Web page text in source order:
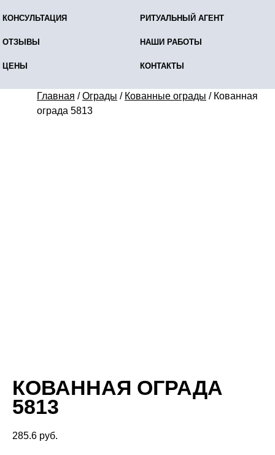
КОНСУЛЬТАЦИЯ РИТУАЛЬНЫЙ АГЕНТ
ОТЗЫВЫ НАШИ РАБОТЫ
ЦЕНЫ КОНТАКТЫ
Главная /Ограды / Кованные ограды / Кованная
ограда 5813
КОВАННАЯ ОГРАДА
5813
285.6 руб.